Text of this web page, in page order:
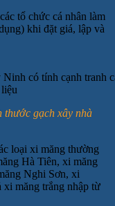
tổ chức cá nhân làm
khi đặt giá, lập và
có tính cạnh tranh
thước gạch xây nhà
loại xi măng thường
Hà Tiên, xi măng
Nghi Sơn, xi
xi măng trắng nhập từ